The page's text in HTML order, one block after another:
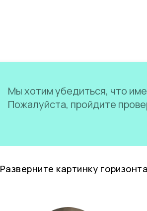
Мы хотим убедиться, что
Пожалуйста, пройдите
Разверните картинку